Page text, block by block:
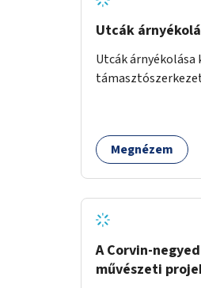
Utcák
Utcák árnyékolása
Megnézem
A Corvin-
művészeti